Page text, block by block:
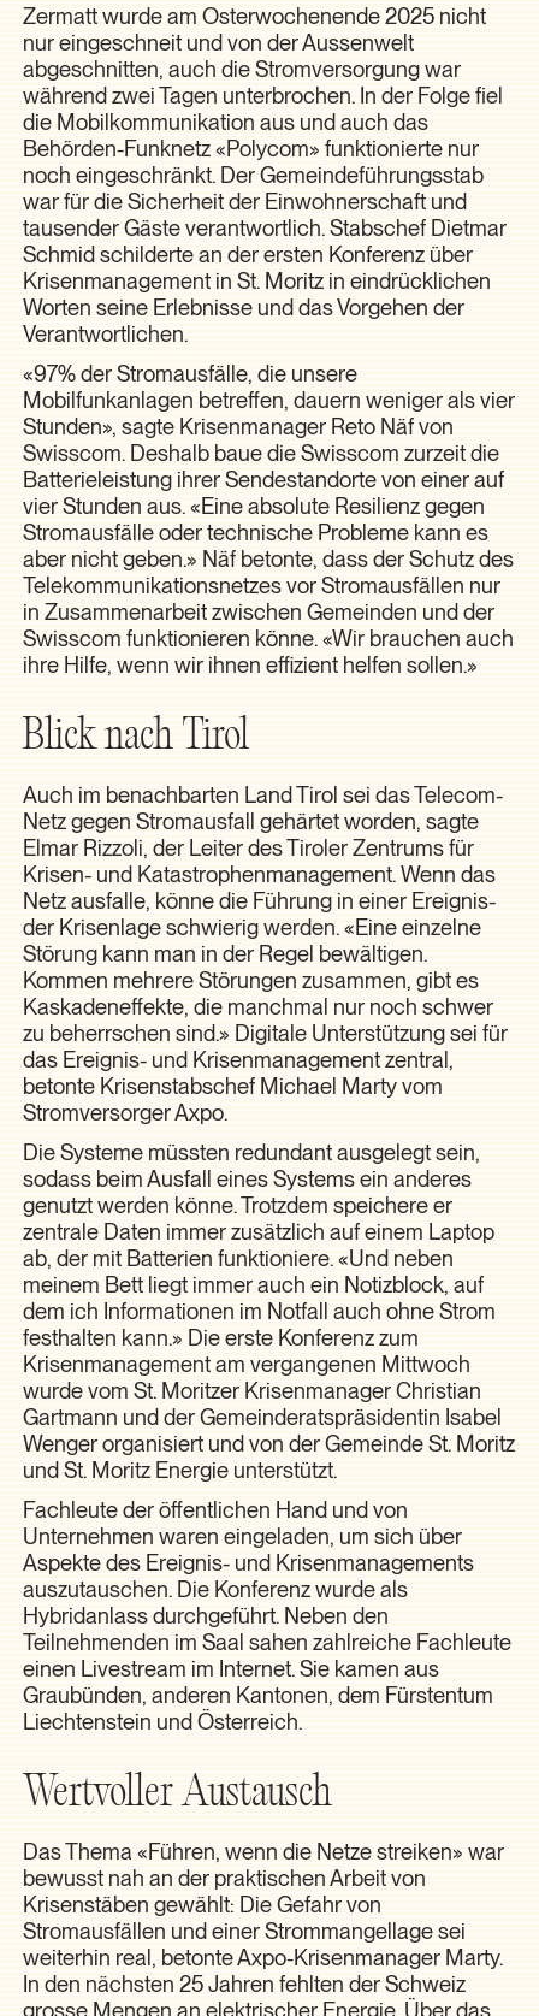
Zermatt wurde am Osterwochenende 2025 nicht
nur eingeschneit und von der Aussenwelt
abgeschnitten, auch die Stromversorgung war
während zwei Tagen unterbrochen. In der Folge fiel
die Mobilkommunikation aus und auch das
Behörden-Funknetz «Polycom» funktionierte nur
noch eingeschränkt. Der Gemeindeführungsstab
war für die Sicherheit der Einwohnerschaft und
tausender Gäste verantwortlich. Stabschef Dietmar
Schmid schilderte an der ersten Konferenz über
Krisenmanagement in St. Moritz in eindrücklichen
Worten seine Erlebnisse und das Vorgehen der
Verantwortlichen.
«97% der Stromausfälle, die unsere
Mobilfunkanlagen betreffen, dauern weniger als vier
Stunden», sagte Krisenmanager Reto Näf von
Swisscom. Deshalb baue die Swisscom zurzeit die
Batterieleistung ihrer Sendestandorte von einer auf
vier Stunden aus. «Eine absolute Resilienz gegen
Stromausfälle oder technische Probleme kann es
aber nicht geben.» Näf betonte, dass der Schutz des
Telekommunikationsnetzes vor Stromausfällen nur
in Zusammenarbeit zwischen Gemeinden und der
Swisscom funktionieren könne. «Wir brauchen auch
ihre Hilfe, wenn wir ihnen effizient helfen sollen.»
Blick nach Tirol
Auch im benachbarten Land Tirol sei das Telecom-
Netz gegen Stromausfall gehärtet worden, sagte
Elmar Rizzoli, der Leiter des Tiroler Zentrums für
Krisen- und Katastrophenmanagement. Wenn das
Netz ausfalle, könne die Führung in einer Ereignis-
der Krisenlage schwierig werden. «Eine einzelne
Störung kann man in der Regel bewältigen.
Kommen mehrere Störungen zusammen, gibt es
Kaskadeneffekte, die manchmal nur noch schwer
zu beherrschen sind.» Digitale Unterstützung sei für
das Ereignis- und Krisenmanagement zentral,
betonte Krisenstabschef Michael Marty vom
Stromversorger Axpo.
Die Systeme müssten redundant ausgelegt sein,
sodass beim Ausfall eines Systems ein anderes
genutzt werden könne. Trotzdem speichere er
zentrale Daten immer zusätzlich auf einem Laptop
ab, der mit Batterien funktioniere. «Und neben
meinem Bett liegt immer auch ein Notizblock, auf
dem ich Informationen im Notfall auch ohne Strom
festhalten kann.» Die erste Konferenz zum
Krisenmanagement am vergangenen Mittwoch
wurde vom St. Moritzer Krisenmanager Christian
Gartmann und der Gemeinderatspräsidentin Isabel
Wenger organisiert und von der Gemeinde St. Moritz
und St. Moritz Energie unterstützt.
Fachleute der öffentlichen Hand und von
Unternehmen waren eingeladen, um sich über
Aspekte des Ereignis- und Krisenmanagements
auszutauschen. Die Konferenz wurde als
Hybridanlass durchgeführt. Neben den
Teilnehmenden im Saal sahen zahlreiche Fachleute
einen Livestream im Internet. Sie kamen aus
Graubünden, anderen Kantonen, dem Fürstentum
Liechtenstein und Österreich.
Wertvoller Austausch
Das Thema «Führen, wenn die Netze streiken» war
bewusst nah an der praktischen Arbeit von
Krisenstäben gewählt: Die Gefahr von
Stromausfällen und einer Strommangellage sei
weiterhin real, betonte Axpo-Krisenmanager Marty.
In den nächsten 25 Jahren fehlten der Schweiz
grosse Mengen an elektrischer Energie. Über das